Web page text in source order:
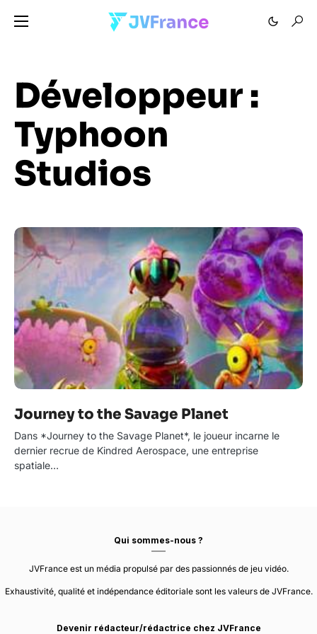
Développeur :
Typhoon
Studios
Journey to the Savage Planet
Dans *Journey to the Savage Planet*, le joueur incarne le
dernier recrue de Kindred Aerospace, une entreprise
spatiale…
Qui sommes-nous ?
JVFrance est un média propulsé par des passionnés de jeu vidéo.
Exhaustivité, qualité et indépendance éditoriale sont les valeurs de JVFrance.
Devenir rédacteur/rédactrice chez JVFrance